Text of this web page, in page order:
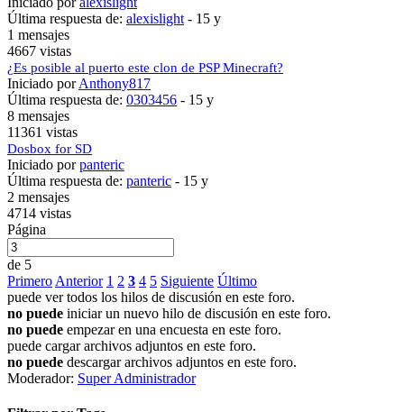
Última respuesta de: alexislight - 15 y
1 mensajes
4667 vistas
¿Es posible al puerto este clon de PSP Minecraft?
Iniciado porAnthony817
Última respuesta de: 0303456 - 15 y
8 mensajes
11361 vistas
Dosbox for SD
Iniciado porpanteric
Última respuesta de: panteric - 15 y
2 mensajes
4714 vistas
Página
de 5
Primero Anterior 1 2 3 4 5 Siguiente Último
puede ver todos los hilos de discusión en este foro.
no puede iniciar un nuevo hilo de discusión en este foro.
no puede empezar en una encuesta en este foro.
puede cargar archivos adjuntos en este foro.
no puede descargar archivos adjuntos en este foro.
Moderador: Super Administrador